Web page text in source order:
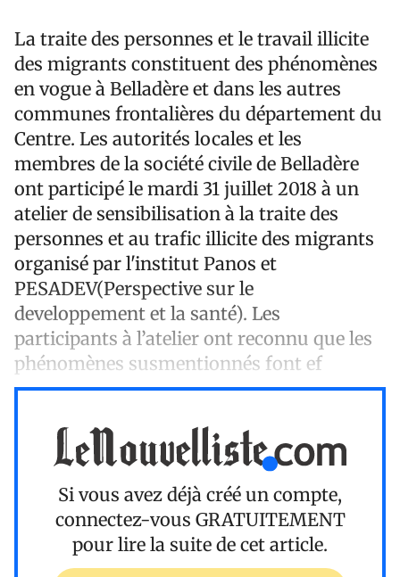
La traite des personnes et le travail illicite
des migrants constituent des phénomènes
en vogue à Belladère et dans les autres
communes frontalières du département du
Centre. Les autorités locales et les
membres de la société civile de Belladère
ont participé le mardi 31 juillet 2018 à un
atelier de sensibilisation à la traite des
personnes et au trafic illicite des migrants
organisé par l'institut Panos et
PESADEV(Perspective sur le
developpement et la santé). Les
participants à l’atelier ont reconnu que les
phénomènes susmentionnés font ef
Si vous avez déjà créé un compte,
connectez-vous GRATUITEMENT
pour lire la suite de cet article.